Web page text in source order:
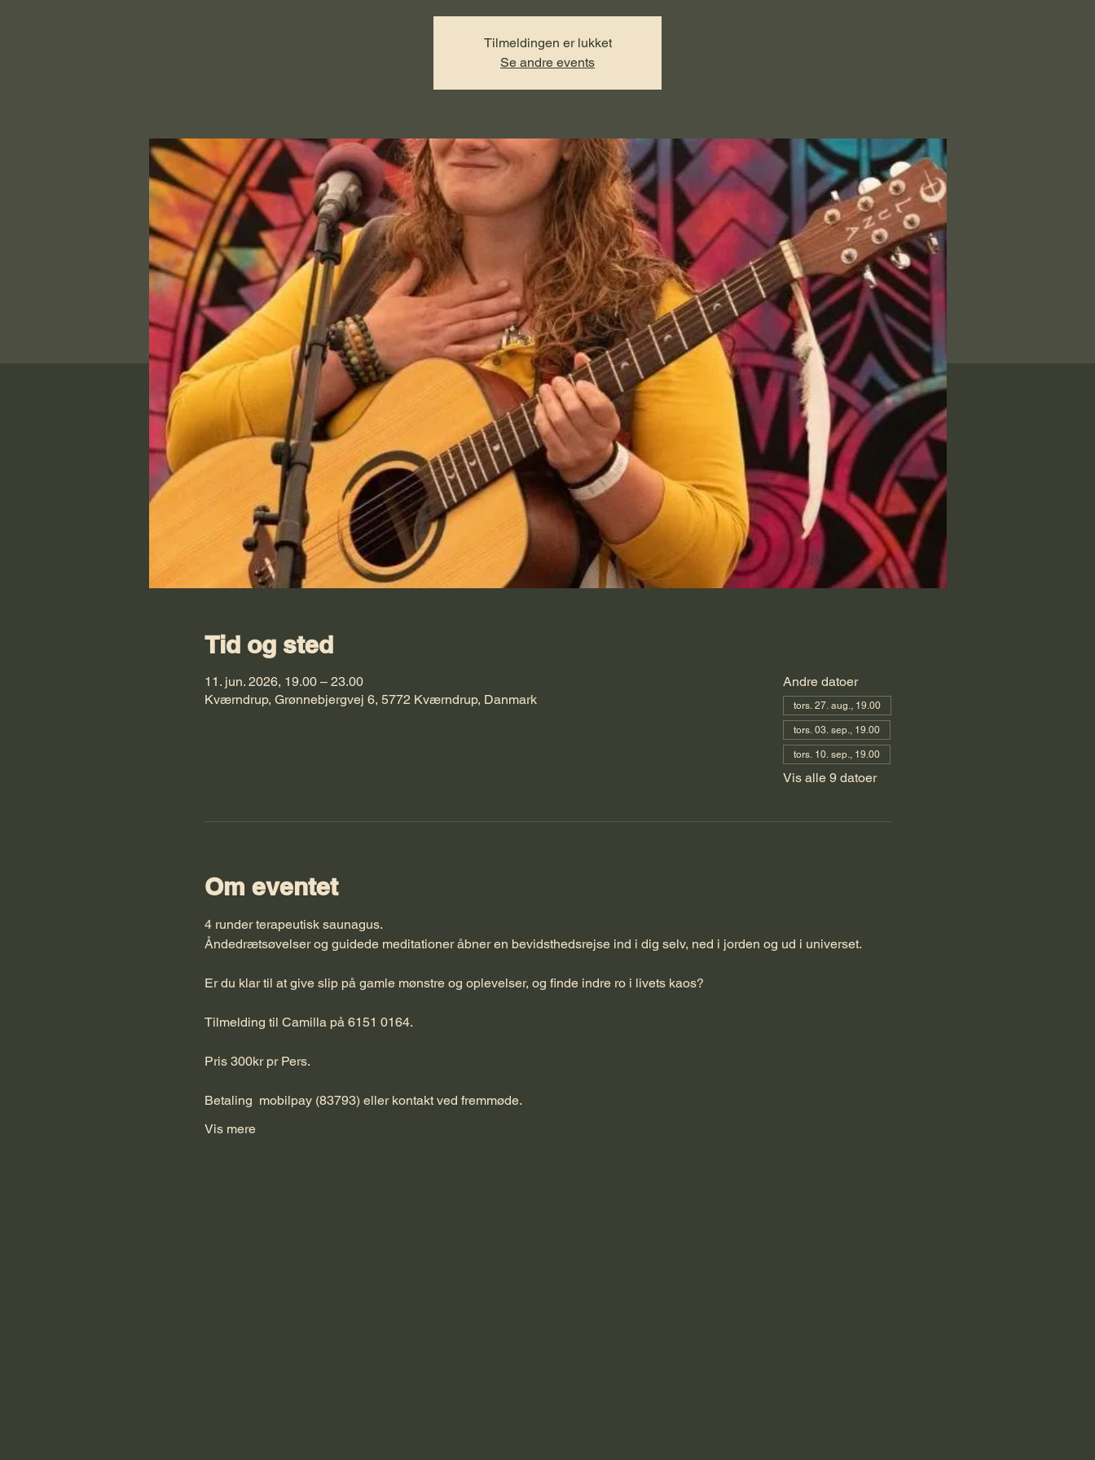
Tilmeldingen er lukket
Se andre events
Tid og sted
11. jun. 2026, 19.00 – 23.00
Kværndrup, Grønnebjergvej 6, 5772 Kværndrup, Danmark
Andre datoer
tors. 27. aug., 19.00
tors. 03. sep., 19.00
tors. 10. sep., 19.00
Vis alle 9 datoer
Om eventet
4 runder terapeutisk saunagus.
Åndedrætsøvelser og guidede meditationer åbner en bevidsthedsrejse ind i dig selv, ned i jorden og ud i universet.
Er du klar til at give slip på gamle mønstre og oplevelser, og finde indre ro i livets kaos?
Tilmelding til Camilla på 6151 0164.
Pris 300kr pr Pers.
Betaling  mobilpay (83793) eller kontakt ved fremmøde.
Vis mere